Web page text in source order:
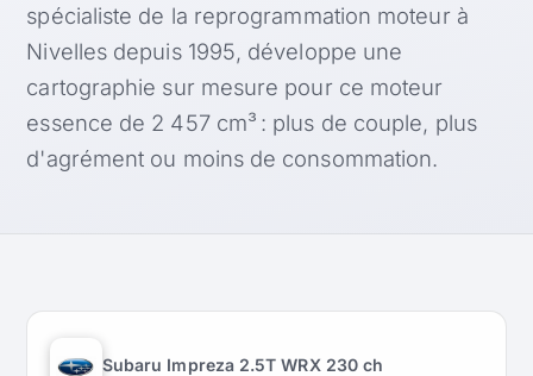
spécialiste de la reprogrammation moteur à
Nivelles depuis 1995, développe une
cartographie sur mesure pour ce moteur
essence de 2 457 cm³ : plus de couple, plus
d'agrément ou moins de consommation.
Subaru Impreza 2.5T WRX 230 ch